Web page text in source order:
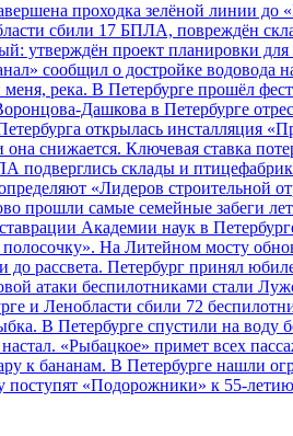
проходка зелёной линии до
сбили 17 БПЛА, повреждён
утверждён проект планировки
сообщил о достройке водовода
река. В Петербурге прошёл
Дашкова в Петербурге
открылась инсталляция
она снижается. Ключевая ставка
подверглись склады и
«Лидеров строительной
прошли самые семейные забеги
Академии наук в
На Литейном мосту
до рассвета. Петербург принял
атаки беспилотниками стали
и Ленобласти сбили 72
В Петербурге спустили на воду
«Рыбацкое» примет всех
к бананам. В Петербурге нашли
поступят «Подорожники» к 55-